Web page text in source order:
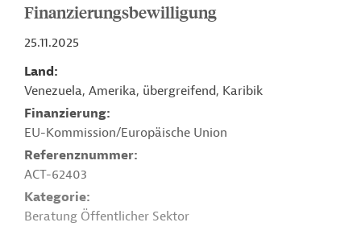
Finanzierungsbewilligung
25.11.2025
Land
Venezuela, Amerika, übergreifend, Karibik
Finanzierung
EU-Kommission/Europäische Union
Referenznummer
ACT-62403
Kategorie
Beratung Öffentlicher Sektor